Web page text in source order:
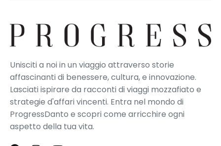
Unisciti a noi in un viaggio attraverso storie
affascinanti di benessere, cultura, e innovazione.
Lasciati ispirare da racconti di viaggi mozzafiato e
strategie d'affari vincenti. Entra nel mondo di
ProgressDanto e scopri come arricchire ogni
aspetto della tua vita.